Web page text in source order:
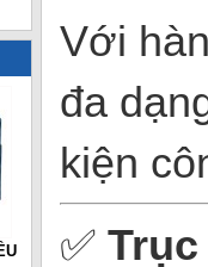
Với
đa
kiện
✅